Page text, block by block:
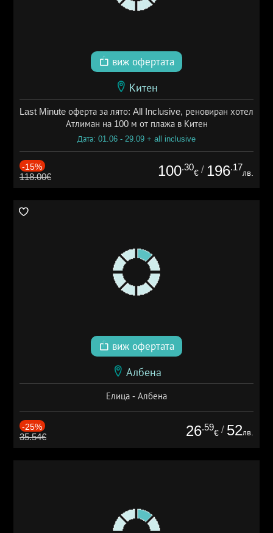
виж офертата
Китен
Last Minute оферта за лято: All Inclusive, реновиран хотел
Атлиман на 100 м от плажа в Китен
Дата: 01.06 - 29.09 + all inclusive
-15%
118.00€ 100.30
€ / 196.17
лв.
виж офертата
Албена
Елица - Албена
-25%
35.54€ 26.59
€ / 52лв.